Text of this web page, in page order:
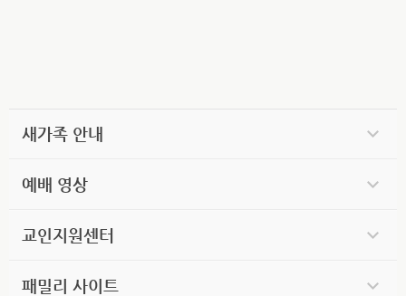
새가족 안내
예배 영상
교인지원센터
패밀리 사이트